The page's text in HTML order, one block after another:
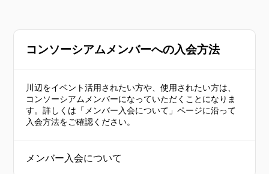
コンソーシアムメンバーへの入会方法
川辺をイベント活用されたい方や、使用されたい方は、
コンソーシアムメンバーになっていただくことになりま
す。詳しくは「メンバー入会について」ページに沿って
入会方法をご確認ください。
メンバー入会について